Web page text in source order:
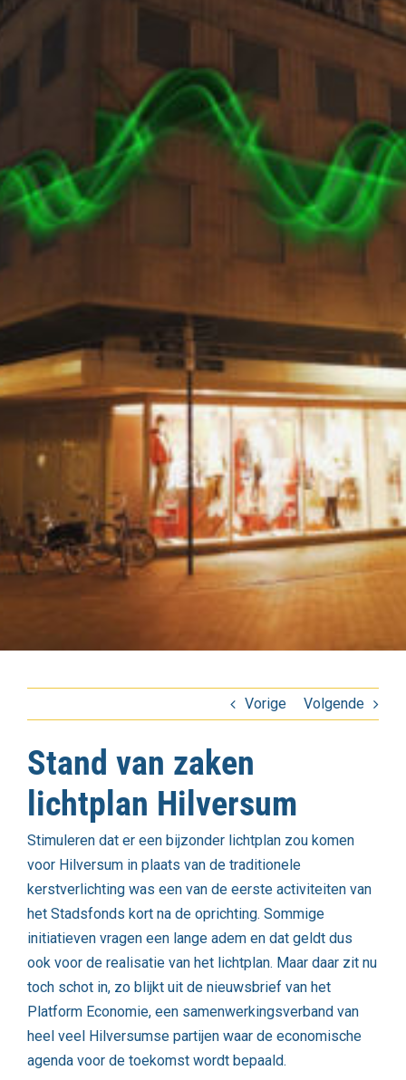
Vorige Volgende
Stand van zaken
lichtplan Hilversum
Stimuleren dat er een bijzonder lichtplan zou komen
voor Hilversum in plaats van de traditionele
kerstverlichting was een van de eerste activiteiten van
het Stadsfonds kort na de oprichting. Sommige
initiatieven vragen een lange adem en dat geldt dus
ook voor de realisatie van het lichtplan. Maar daar zit nu
toch schot in, zo blijkt uit de nieuwsbrief van het
Platform Economie, een samenwerkingsverband van
heel veel Hilversumse partijen waar de economische
agenda voor de toekomst wordt bepaald.